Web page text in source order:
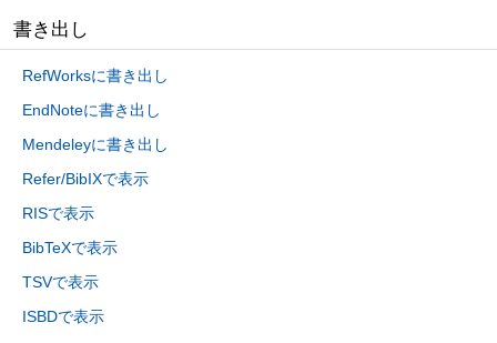
書き出し
RefWorksに書き出し
EndNoteに書き出し
Mendeleyに書き出し
Refer/BibIXで表示
RISで表示
BibTeXで表示
TSVで表示
ISBDで表示